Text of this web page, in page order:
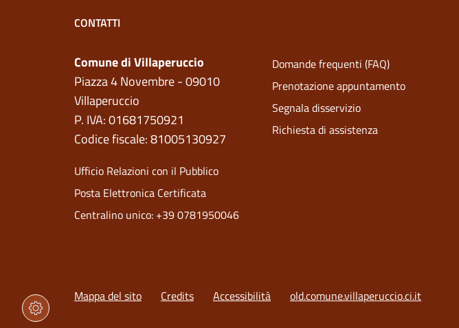
CONTATTI
Comune di Villaperuccio
Piazza 4 Novembre - 09010
Villaperuccio
P. IVA: 01681750921
Codice fiscale: 81005130927
Ufficio Relazioni con il Pubblico
Posta Elettronica Certificata
Centralino unico: +39 0781950046
Domande frequenti (FAQ)
Prenotazione appuntamento
Segnala disservizio
Richiesta di assistenza
Mappa del sito Credits Accessibilità old.comune.villaperuccio.ci.it